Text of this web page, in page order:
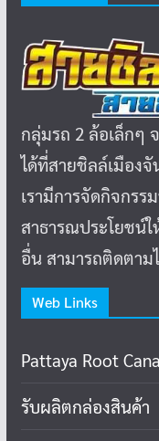
กลุ่มรถ 2 ล้อเล็กๆ
ได้ที่สายชิลล์เมือง
เรามีการจัดกิจกร
สาธารณประโยชน์ใ
อื่น สามารถติดตาม
Web Links
Pattaya Root
รับผลิตกล่องสินค้า